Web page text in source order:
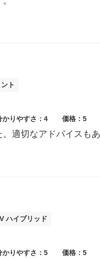
ト
かりやすさ：4 価格：5
適切なアドバイスも
ハイブリッド
かりやすさ：5 価格：5